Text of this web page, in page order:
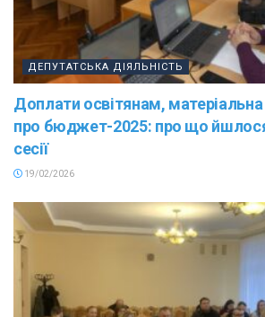
ДЕПУТАТСЬКА ДІЯЛЬНІСТЬ
Доплати освітянам,
про бюджет-2025: про що йшлося
сесії
19/02/2026